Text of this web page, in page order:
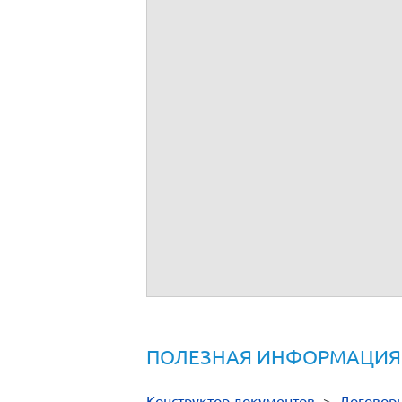
ПОЛЕЗНАЯ ИНФОРМАЦИЯ